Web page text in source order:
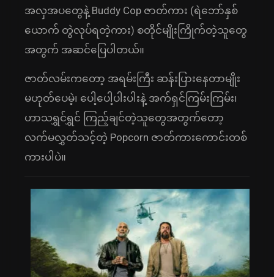
အလှအပတွေနဲ့ Buddy Cop ဇာတ်ကား (ရဲဘော်နှစ်
ယောက် တွဲလုပ်ရတဲ့ကား) စတိုင်မျိုးကြိုက်တဲ့သူတွေ
အတွက် အဆင်ပြေပါတယ်။
ဇာတ်လမ်းကတော့ အရမ်းကြီး ဆန်းပြားနေတာမျိုး
မဟုတ်ပေမဲ့၊ ပေါ့ပေါ့ပါးပါးနဲ့ အက်ရှင်ကြမ်းကြမ်း၊
ဟာသရွှင်ရွှင် ကြည့်ချင်တဲ့သူတွေအတွက်တော့
လက်မလွှတ်သင့်တဲ့ Popcorn ဇာတ်ကားကောင်းတစ်
ကားပါပဲ။